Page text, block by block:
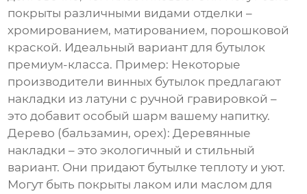
покрыты различными видами отделки –
хромированием, матированием, порошковой
краской. Идеальный вариант для бутылок
премиум-класса. Пример: Некоторые
производители винных бутылок предлагают
накладки из латуни с ручной гравировкой –
это добавит особый шарм вашему напитку.
Дерево (бальзамин, орех): Деревянные
накладки – это экологичный и стильный
вариант. Они придают бутылке теплоту и уют.
Могут быть покрыты лаком или маслом для